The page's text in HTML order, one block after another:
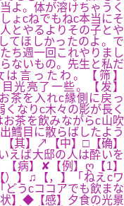
よ。体が溶けちゃうく
ょcねでもねc本当にそ
とやるよりその子とや
てほしかったのよ。で
ち週一回これやりまし
ないもの。先生と私だ
言ったわ。【筛】
光亮了一些。【发】
茶を入れc縁側に戻っ
なりc木々の影が長く
茶を飲みながらc山吹
鱈目に散らばしたよう
其】↗【中】□【确】
えば大邸の人は酔いを
【病】✘【例】ღ【1】
】♫【，】「ねえcワ
どうcココアでも飲まな
】◆【感】夕食の光景